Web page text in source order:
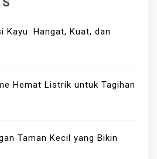
Kayu: Hangat, Kuat, dan
Hemat Listrik untuk Tagihan
Taman Kecil yang Bikin